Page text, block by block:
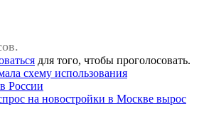
для того, чтобы проголосовать.
схему использования
России
на новостройки в Москве вырос